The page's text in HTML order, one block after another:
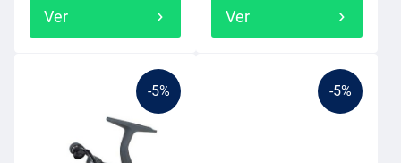
Ver Ver
-5% -5%